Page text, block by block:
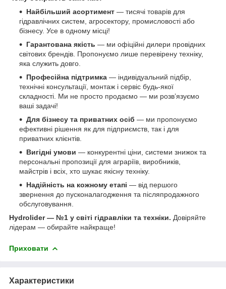
Найбільший асортимент — тисячі товарів для
гідравлічних систем, агросектору, промисловості або
бізнесу. Усе в одному місці!
Гарантована якість — ми офіційні дилери провідних
світових брендів. Пропонуємо лише перевірену техніку,
яка служить довго.
Професійна підтримка — індивідуальний підбір,
технічні консультації, монтаж і сервіс будь-якої
складності. Ми не просто продаємо — ми розв’язуємо
ваші задачі!
Для бізнесу та приватних осіб — ми пропонуємо
ефективні рішення як для підприємств, так і для
приватних клієнтів.
Вигідні умови — конкурентні ціни, системи знижок та
персональні пропозиції для аграріїв, виробників,
майстрів і всіх, хто шукає якісну техніку.
Надійність на кожному етапі — від першого
звернення до пусконалагодження та післяпродажного
обслуговування.
Hydrolider — №1 у світі гідравліки та техніки. Довіряйте
лідерам — обирайте найкраще!
Приховати
Характеристики